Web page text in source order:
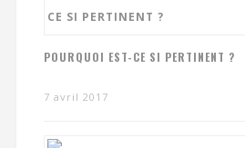
POURQUOI EST-CE SI PERTINENT ?
7 avril 2017